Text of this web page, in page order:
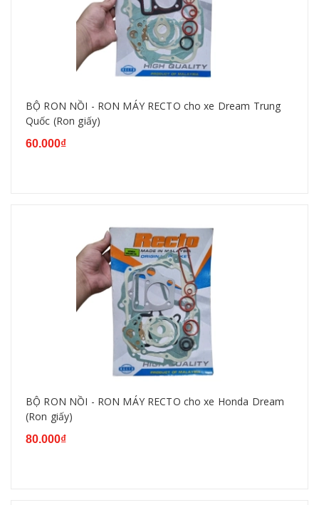
BỘ RON NỒI - RON MÁY RECTO cho xe Dream Trung
Quốc (Ron giấy)
60.000₫
BỘ RON NỒI - RON MÁY RECTO cho xe Honda Dream
(Ron giấy)
80.000₫